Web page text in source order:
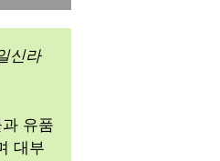
신라
유품
대부